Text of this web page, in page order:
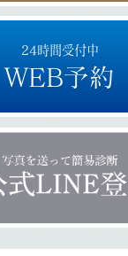
24時間受付中
WEB予約